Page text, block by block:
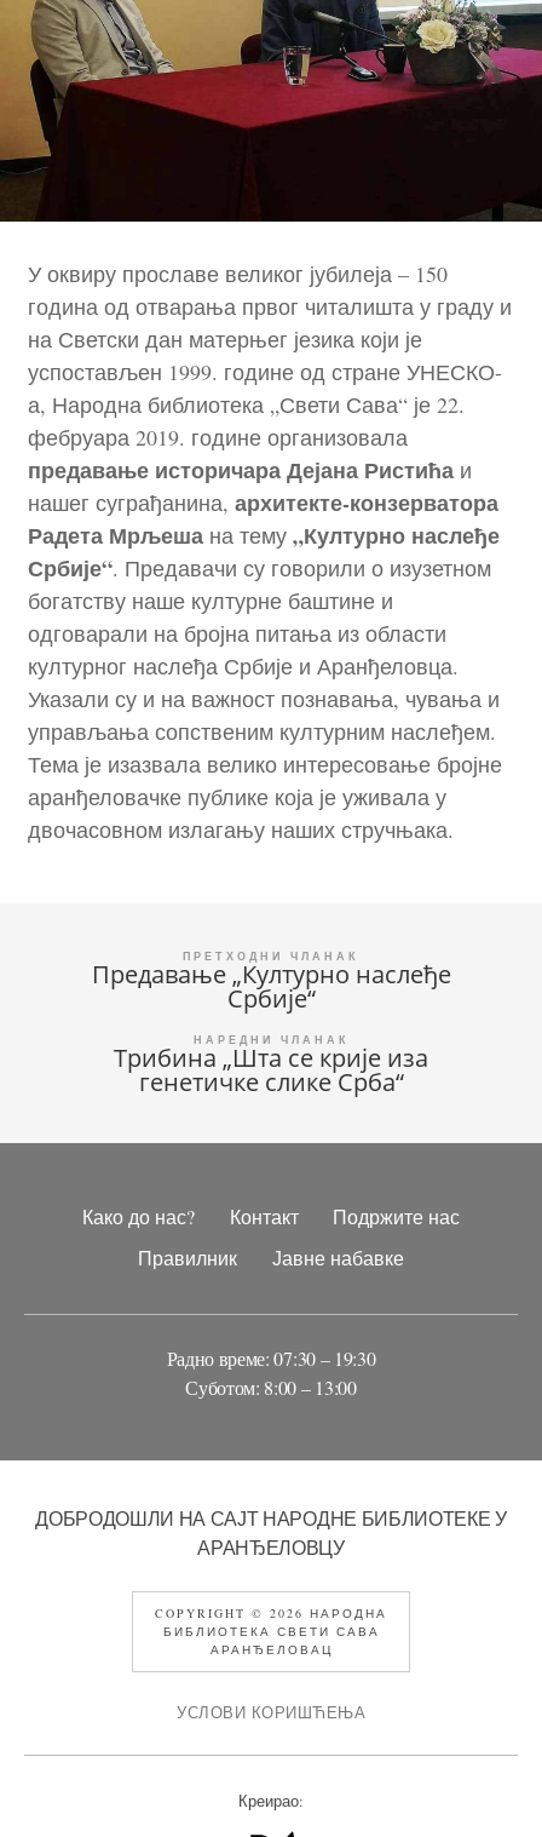
У оквиру прославе великог јубилеја – 150
година од отварања првог читалишта у граду и
на Светски дан матерњег језика који је
успостављен 1999. године од стране УНЕСКО-
а, Народна библиотека „Свети Сава“ је 22.
фебруара 2019. године организовала
предавање историчара Дејана Ристића и
нашег суграђанина, архитекте-конзерватора
Радета Мрљеша на тему „Културно наслеђе
Србије“. Предавачи су говорили о изузетном
богатству наше културне баштине и
одговарали на бројна питања из области
културног наслеђа Србије и Аранђеловца.
Указали су и на важност познавања, чувања и
управљања сопственим културним наслеђем.
Тема је изазвала велико интересовање бројне
аранђеловачке публике која је уживала у
двочасовном излагању наших стручњака.
Кретање
Предавање „Културно наслеђе
Србије“
Трибина „Шта се крије иза
генетичке слике Срба“
Како до нас? Контакт
Подржите нас
Правилник
Јавне набавке
Радно време: 07:30 – 19:30
Суботом: 8:00 – 13:00
ДОБРОДОШЛИ НА САЈТ НАРОДНЕ БИБЛИОТЕКЕ У
АРАНЂЕЛОВЦУ
COPYRIGHT © 2026 НАРОДНА
БИБЛИОТЕКА СВЕТИ САВА
АРАНЂЕЛОВАЦ
УСЛОВИ КОРИШЋЕЊА
Креирао: